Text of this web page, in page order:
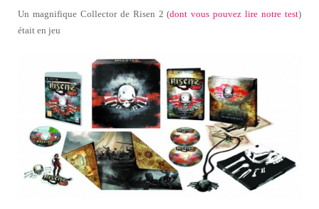
Un magnifique Collector de Risen 2 (dont vous pouvez lire notre test)
était en jeu